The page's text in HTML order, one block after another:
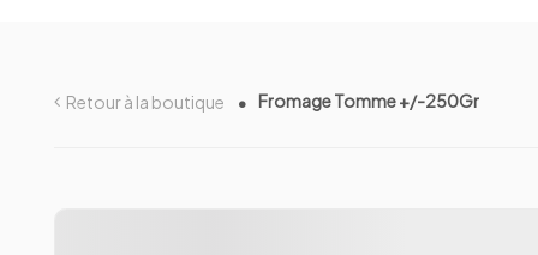
Retour à la boutique Fromage Tomme +/-250Gr